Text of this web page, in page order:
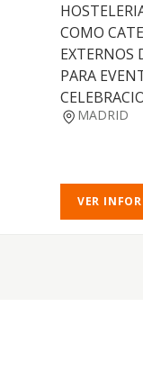
COMO
EXTERNOS
PARA
MADRID
VER